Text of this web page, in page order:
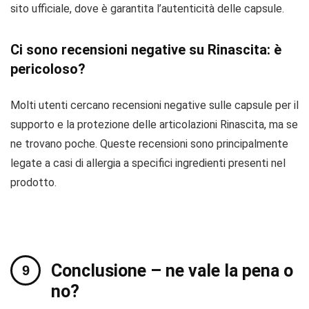
sito ufficiale, dove è garantita l’autenticità delle capsule.
Ci sono recensioni negative su Rinascita: è
pericoloso?
Molti utenti cercano recensioni negative sulle capsule per il
supporto e la protezione delle articolazioni Rinascita, ma se
ne trovano poche. Queste recensioni sono principalmente
legate a casi di allergia a specifici ingredienti presenti nel
prodotto.
Conclusione – ne vale la pena o
no?